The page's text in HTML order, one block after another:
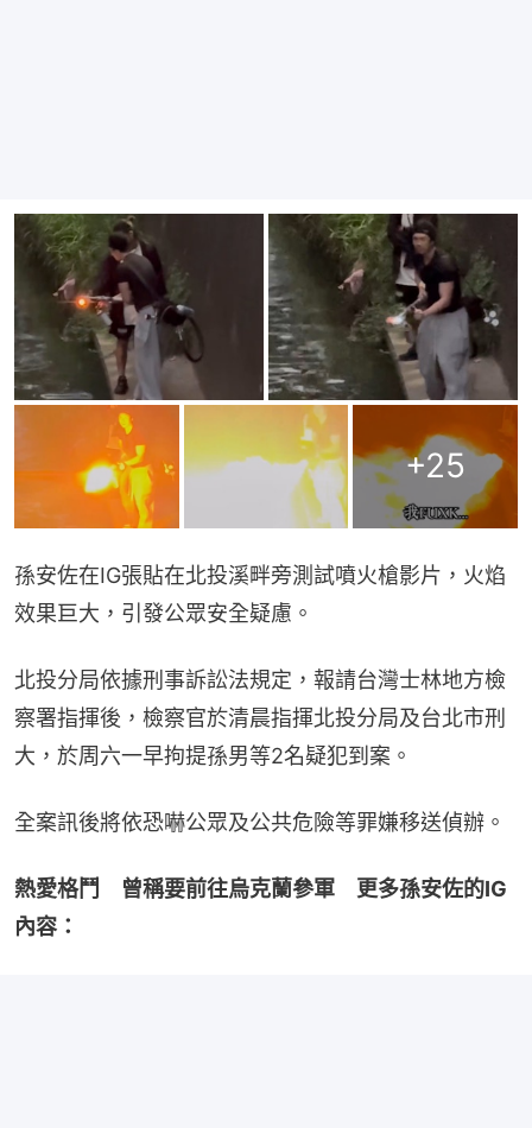
+25
孫安佐在IG張貼在北投溪畔旁測試噴火槍影片，火焰
效果巨大，引發公眾安全疑慮。
北投分局依據刑事訴訟法規定，報請台灣士林地方檢
察署指揮後，檢察官於清晨指揮北投分局及台北市刑
大，於周六一早拘提孫男等2名疑犯到案。
全案訊後將依恐嚇公眾及公共危險等罪嫌移送偵辦。
熱愛格鬥　曾稱要前往烏克蘭參軍　更多孫安佐的IG
內容：